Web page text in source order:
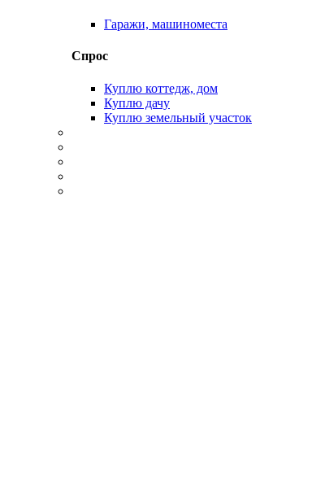
Гаражи, машиноместа
Спрос
Куплю коттедж, дом
Куплю дачу
Куплю земельный участок